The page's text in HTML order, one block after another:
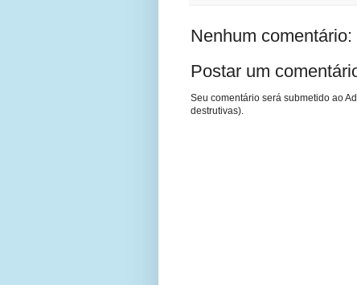
Nenhum comentário:
Postar um
Seu comentário será submetido ao
destrutivas).